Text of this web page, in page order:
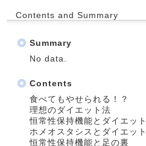
Contents and Summary
Summary
No data.
Contents
食べてもやせられる！？
理想のダイエット法
恒常性保持機能とダイエット
ホメオスタシスとダイエット
恒常性保持機能と足の裏